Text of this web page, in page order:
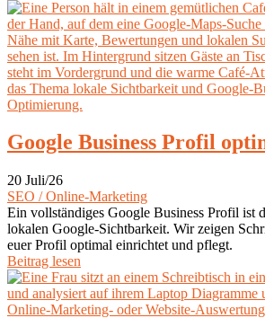
Google Business Profil
20 Juli/26
SEO / Online-Marketing
Ein vollständiges Google Business Profil ist
lokalen Google-Sichtbarkeit. Wir zeigen
euer Profil optimal einrichtet und pflegt.
Beitrag lesen